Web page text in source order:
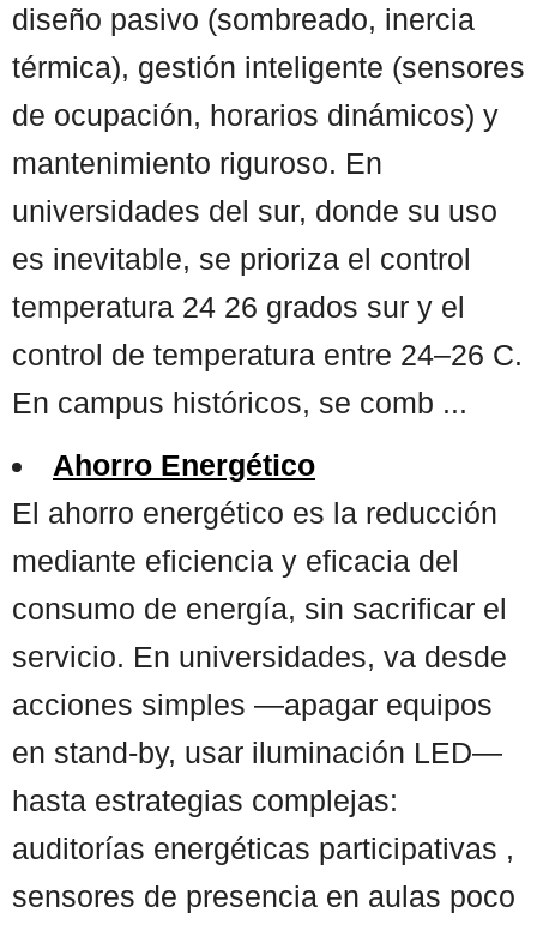
diseño pasivo (sombreado, inercia
térmica), gestión inteligente (sensores
de ocupación, horarios dinámicos) y
mantenimiento riguroso. En
universidades del sur, donde su uso
es inevitable, se prioriza el control
temperatura 24 26 grados sur y el
control de temperatura entre 24–26 C.
En campus históricos, se comb ...
Ahorro Energético
El ahorro energético es la reducción
mediante eficiencia y eficacia del
consumo de energía, sin sacrificar el
servicio. En universidades, va desde
acciones simples —apagar equipos
en stand-by, usar iluminación LED—
hasta estrategias complejas:
auditorías energéticas participativas ,
sensores de presencia en aulas poco